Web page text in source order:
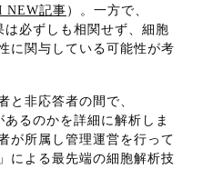
NEW記事 ）。一方で、
必ずしも相関せず、細胞
に関与している可能性が考
と非応答者の間で、
るのかを詳細に解析しま
が所属し管理運営を行って
による最先端の細胞解析技